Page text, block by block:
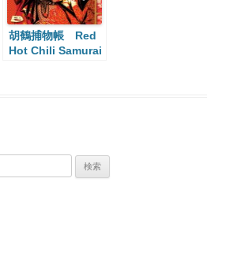
胡鶴捕物帳 Red
Hot Chili Samurai